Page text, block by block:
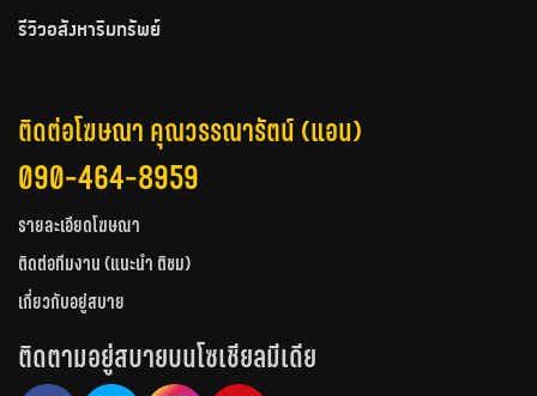
รีวิวอสังหาริมทรัพย์
ติดต่อโฆษณา คุณวรรณารัตน์ (แอน)
090-464-8959
รายละเอียดโฆษณา
ติดต่อทีมงาน (แนะนำ ติชม)
เกี่ยวกับอยู่สบาย
ติดตามอยู่สบายบนโซเชียลมีเดีย